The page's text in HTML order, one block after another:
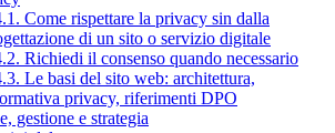
Come rispettare la privacy sin dalla
di un sito o servizio digitale
Richiedi il consenso quando necessario
Le basi del sito web: architettura,
privacy, riferimenti DPO
gestione e strategia